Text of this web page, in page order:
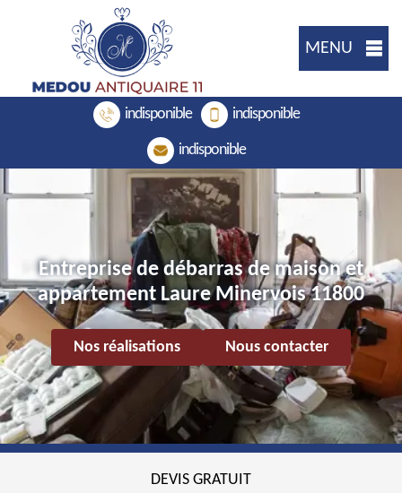
MENU
indisponible indisponible
indisponible
Entreprise de débarras de maison et
appartement Laure Minervois 11800
Nos réalisations Nous contacter
DEVIS GRATUIT